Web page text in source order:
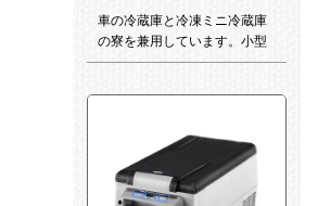
車の冷蔵庫と冷凍ミニ冷蔵庫
の寮を兼用しています。小型
冷凍冷暖箱の自動車用品24 V